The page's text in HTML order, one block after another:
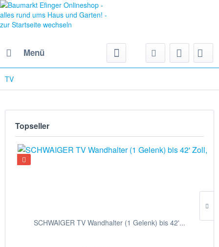
Menü
TV
Topseller
SCHWAIGER TV Wandhalter (1 Gelenk) bis 42'...